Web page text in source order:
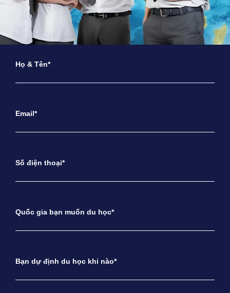
Họ & Tên*
Email*
Số điện thoại*
Quốc gia bạn muốn du học*
Bạn dự định du học khi nào*